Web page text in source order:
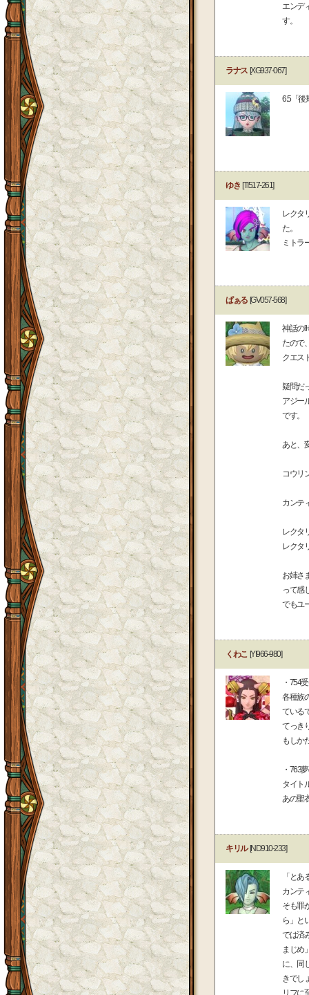
エンデ
す。
ラナス[XG937-067]
6.5「後
ゆき [TI517-261]
レクタ
た。
ミトラ
ぱぁる[GV057-568]
神話の
たので
クエス
疑問だ
アジー
です。
あと、
コウリ
カンテ
レクタ
レクタ
お姉さ
って感
でもユ
くわこ[YI966-980]
・754
各種族
ている
てっき
もしか
・763
タイト
あの聖
キリル[ND910-233]
「と
カンテ
そも罪
ら」と
では済
まじめ
に、同
きでし
リフに